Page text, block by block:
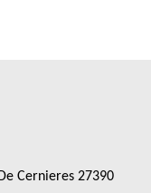
Cernieres 27390